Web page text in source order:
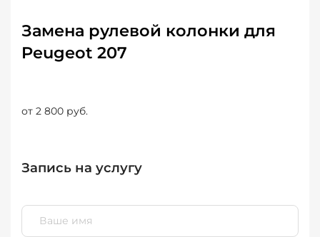
Замена рулевой колонки для
Peugeot 207
от 2 800 руб.
Запись на услугу